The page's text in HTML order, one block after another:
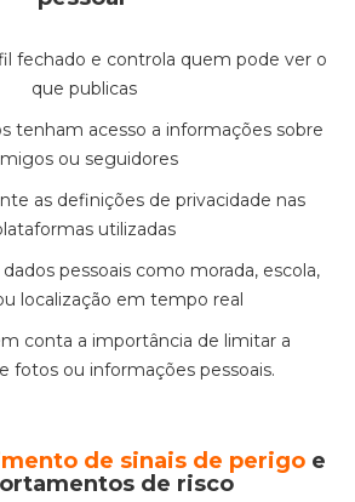
fechado e controla quem pode ver o
que publicas
tenham acesso a informações sobre
ou seguidores
as definições de privacidade nas
utilizadas
pessoais como morada, escola,
localização em tempo real
conta a importância de limitar a
fotos ou informações pessoais.
de sinais de perigo e
de risco